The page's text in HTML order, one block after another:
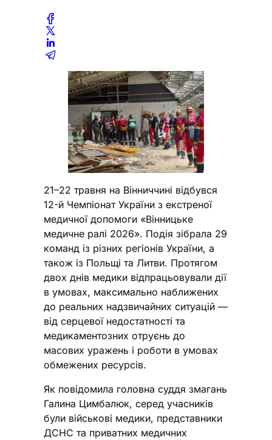
21–22 травня на Вінниччині відбувся
12-й Чемпіонат України з екстреної
медичної допомоги «Вінницьке
медичне ралі 2026». Подія зібрала 29
команд із різних регіонів України, а
також із Польщі та Литви. Протягом
двох днів медики відпрацьовували дії
в умовах, максимально наближених
до реальних надзвичайних ситуацій —
від серцевої недостатності та
медикаментозних отруєнь до
масових уражень і роботи в умовах
обмежених ресурсів.
Як повідомила головна суддя змагань
Галина Цимбалюк, серед учасників
були військові медики, представники
ДСНС та приватних медичних